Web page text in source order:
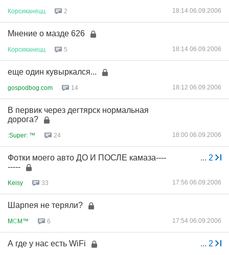
Корсиканецц 2 18:14 06.09.2006
Мнение о мазде 626
Корсиканецц 5 18:14 06.09.2006
еще один кувыркался...
gospodbog.com 14 18:12 06.09.2006
В первик через дегтярск нормальная
дорога?
:Super: ™ 24 18:00 06.09.2006
... 2
Фотки моего авто ДО И ПОСЛЕ камаза----
-----
Keisy 33 17:56 06.09.2006
Шарпея не теряли?
MСM™ 6 17:54 06.09.2006
... 2
А где у нас есть WiFi